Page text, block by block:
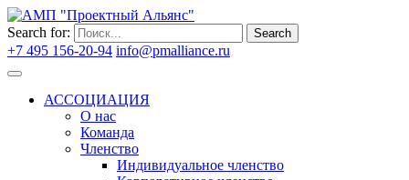
Search for: Search
+7 495 156-20-94 info@pmalliance.ru
АССОЦИАЦИЯ
О нас
Команда
Членство
Индивидуальное членство